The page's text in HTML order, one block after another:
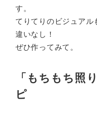
す。
てりてりのビジュアル
違いなし！
ぜひ作ってみて。
「もちもち照
ピ